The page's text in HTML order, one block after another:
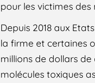
pour les victimes
Depuis 2018 aux
la firme et certaines
millions de dollars
molécules toxiques